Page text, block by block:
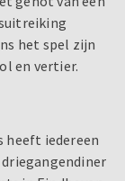
het spel zijn
en vertier.
heeft iedereen